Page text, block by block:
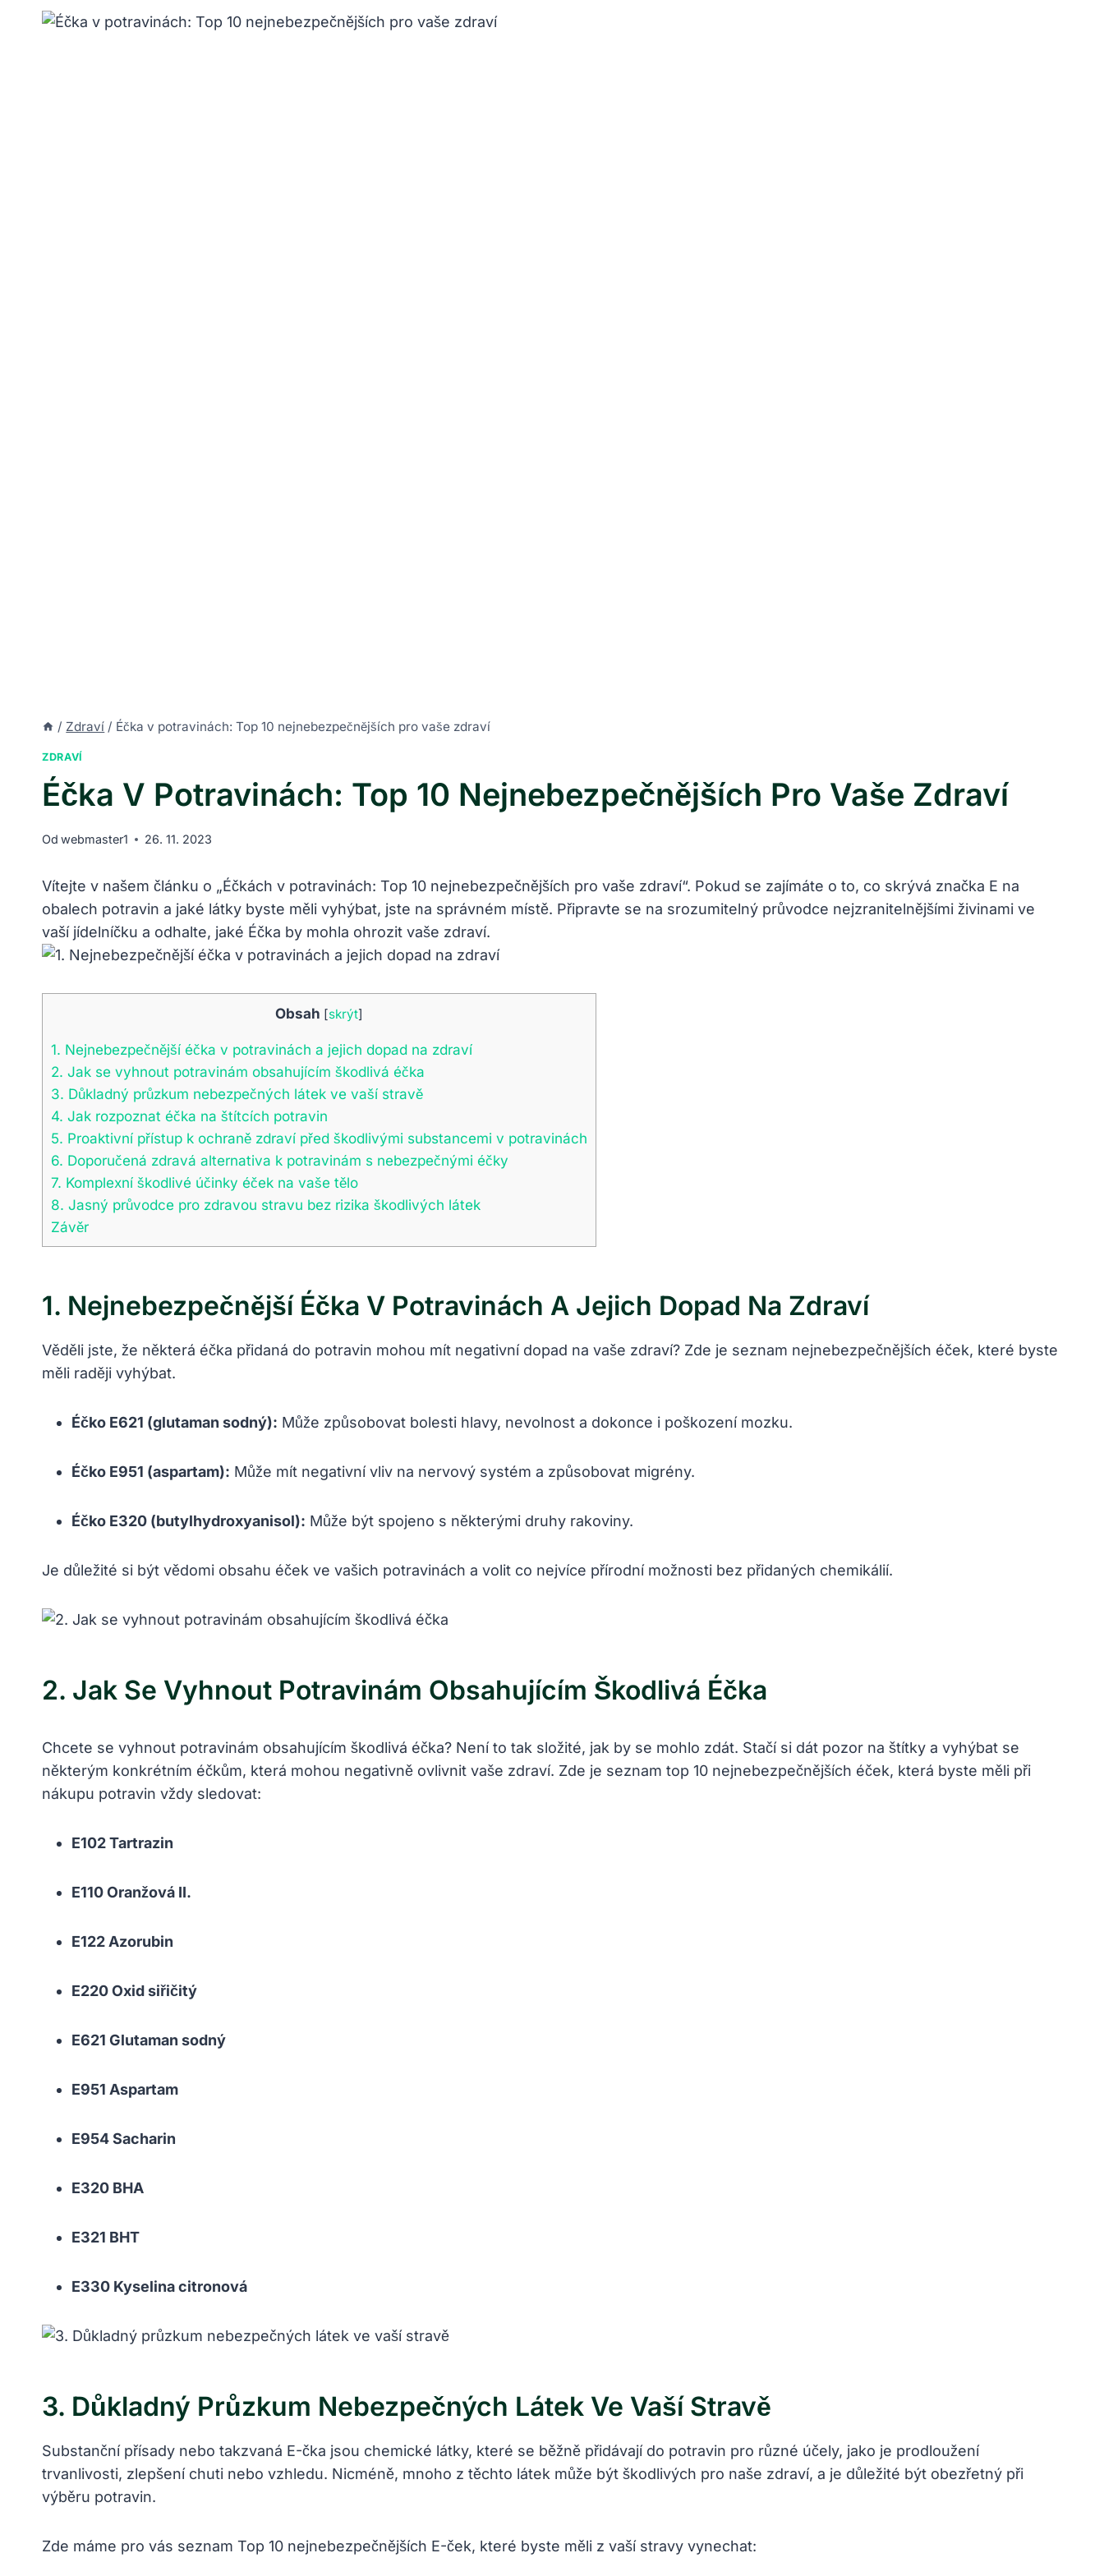
/ Zdraví / Éčka v potravinách: Top 10 nejnebezpečnějších pro vaše zdraví
ZDRAVÍ
Éčka V Potravinách: Top 10 Nejnebezpečnějších Pro Vaše Zdraví
Od webmaster1 26. 11. 2023
Vítejte v našem článku o „Éčkách v potravinách: Top 10 nejnebezpečnějších pro vaše zdraví“. Pokud se zajímáte o to, co skrývá značka E na
obalech‍ potravin a jaké látky byste měli vyhýbat, jste na správném místě. Připravte se na srozumitelný průvodce nejzranitelnějšími živinami ve
vaší jídelníčku a odhalte, jaké Éčka by mohla⁣ ohrozit ⁣vaše zdraví.
Obsah [skrýt]
1. Nejnebezpečnější éčka⁣ v potravinách a jejich dopad ⁣na zdraví
2. Jak se vyhnout potravinám obsahujícím škodlivá éčka
3. Důkladný průzkum nebezpečných látek ve vaší stravě
4. Jak rozpoznat éčka na štítcích potravin
5. Proaktivní přístup k ochraně zdraví před škodlivými substancemi v potravinách
6. Doporučená zdravá alternativa k potravinám s nebezpečnými éčky
7. Komplexní škodlivé účinky éček na vaše tělo
8. ⁣Jasný průvodce pro zdravou stravu bez rizika škodlivých látek
Závěr
1. Nejnebezpečnější Éčka⁣ V Potravinách A Jejich Dopad ⁣na Zdraví
Věděli jste, že některá éčka přidaná do potravin mohou mít negativní dopad ‍na vaše zdraví? Zde je seznam nejnebezpečnějších éček, které byste
měli ‍raději ​vyhýbat.
Éčko E621⁣ (glutaman sodný): Může způsobovat ‌bolesti hlavy, nevolnost a dokonce ‍i poškození ‍mozku.
Éčko E951⁤ (aspartam): Může mít negativní vliv na nervový systém a způsobovat migrény.
Éčko E320 (butylhydroxyanisol): Může být spojeno ​s některými‌ druhy rakoviny.
Je důležité si být vědomi obsahu éček ve vašich potravinách a volit co nejvíce přírodní možnosti bez ⁤přidaných chemikálií.
2. Jak Se Vyhnout Potravinám Obsahujícím Škodlivá Éčka
Chcete se ​vyhnout potravinám obsahujícím‍ škodlivá éčka? Není to tak složité, jak by se mohlo zdát. Stačí si dát pozor na ‌štítky a‍ vyhýbat se
některým konkrétním éčkům, která mohou negativně ovlivnit vaše zdraví. Zde je seznam top 10 nejnebezpečnějších éček, která‍ byste měli při
nákupu potravin vždy sledovat:
E102 Tartrazin
E110 Oranžová II.
E122 Azorubin
E220 Oxid siřičitý
E621 Glutaman sodný
E951 Aspartam
E954 Sacharin
E320 ⁣BHA
E321 BHT
E330 ⁢Kyselina citronová
3. Důkladný Průzkum Nebezpečných Látek Ve Vaší Stravě
Substanční přísady nebo takzvaná E-čka jsou chemické látky, které se běžně přidávají do‌ potravin pro různé účely, jako je prodloužení
trvanlivosti, zlepšení ⁤chuti nebo ‌vzhledu. Nicméně, mnoho z těchto látek může být škodlivých pro naše zdraví, a⁢ je důležité být obezřetný při‍
výběru potravin.
Zde máme pro vás​ seznam Top 10 nejnebezpečnějších E-ček, které byste měli z vaší stravy vynechat: